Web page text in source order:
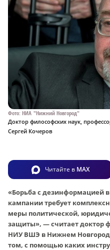
Фото: НИА "Нижний Новгород"
Доктор философских наук,
Сергей Кочеров
Читайте в MAX
«Борьба с дезинформацией
кампании требует
меры политической,
защиты», — считает доктор
НИУ ВШЭ в Нижнем
том, с помощью каких